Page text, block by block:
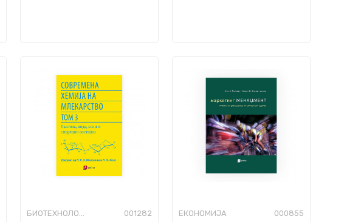
БИОТЕХНОЛОГИЈА 001282 ЕКОНОМИЈА 000855